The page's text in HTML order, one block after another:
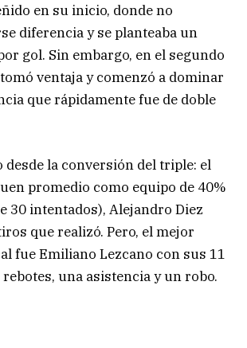
en su inicio, donde no
diferencia y se planteaba un
gol. Sin embargo, en el segundo
ventaja y comenzó a dominar
que rápidamente fue de doble
desde la conversión del triple: el
promedio como equipo de 40%
30 intentados), Alejandro Diez
que realizó. Pero, el mejor
fue Emiliano Lezcano con sus 11
una asistencia y un robo.